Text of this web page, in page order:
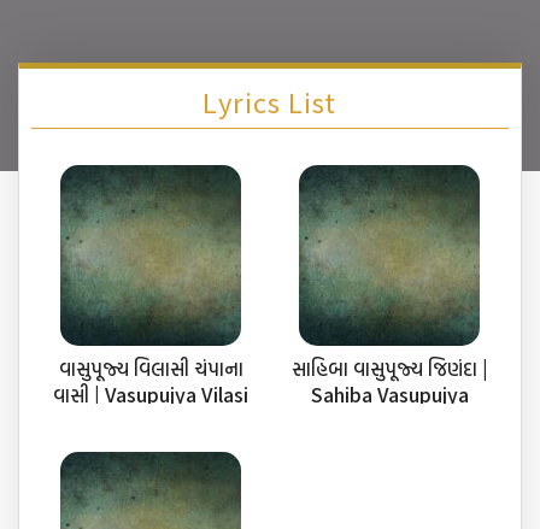
Lyrics List
વાસુપૂજ્ય વિલાસી ચંપાના
વાસી | Vasupujya Vilasi
સાહિબા વાસુપૂજ્ય જિણંદા |
Sahiba Vasupujya